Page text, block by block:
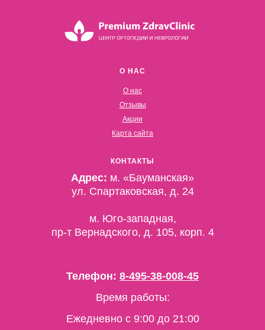
О НАС
О нас
Отзывы
Акции
Карта сайта
КОНТАКТЫ
Время работы:
Ежедневно c 9:00 до 21:00
Телефон: 8-495-38-008-45
Адрес: м. «Бауманская»
ул. Спартаковская, д. 24
м. Юго-западная,
пр-т Вернадского, д. 105, корп. 4